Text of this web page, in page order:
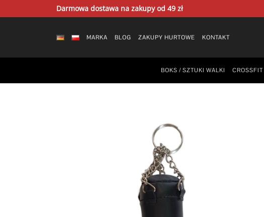
to
Darmowa dostawa na zakupy od 49 zł
MARKA BLOG ZAKUPY HURTOWE KONTAKT
BOKS / SZTUKI WALKI